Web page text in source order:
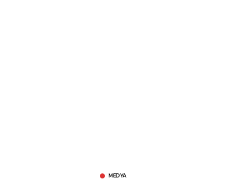
MEDYA